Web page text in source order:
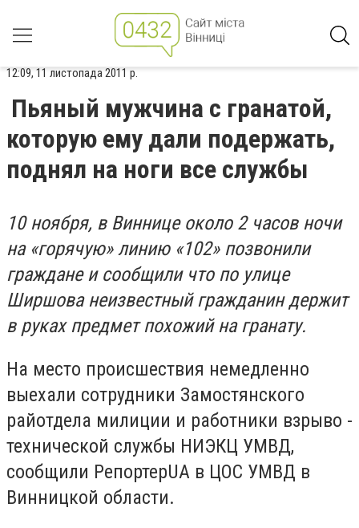
12:09, 11 листопада 2011 р.
Пьяный мужчина с гранатой,
которую ему дали подержать,
поднял на ноги все службы
10 ноября, в Виннице около 2 часов ночи
на «горячую» линию «102» позвонили
граждане и сообщили что по улице
Ширшова неизвестный гражданин держит
в руках предмет похожий на гранату.
На место происшествия немедленно
выехали сотрудники Замостянского
райотдела милиции и работники взрыво -
технической службы НИЭКЦ УМВД,
сообщили РепортерUA в ЦОС УМВД в
Винницкой области.